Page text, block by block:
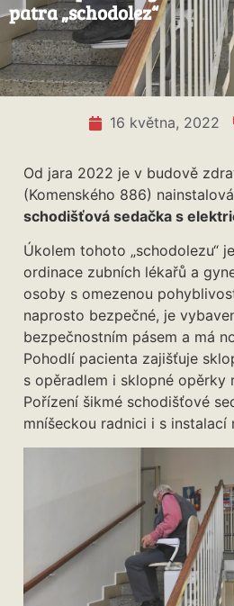
patra „schodolez“
16 května, 2022
Od jara 2022 je v budově
(Komenského 886)
schodišťová sedačka s
Úkolem tohoto „schodolezu“
ordinace zubních lékařů a
osoby s omezenou
naprosto bezpečné, je
bezpečnostním pásem a má
Pohodlí pacienta zajišťuje
s opěradlem i sklopné opěrky
Pořízení šikmé schodišťové
mníšeckou radnici i s instalací